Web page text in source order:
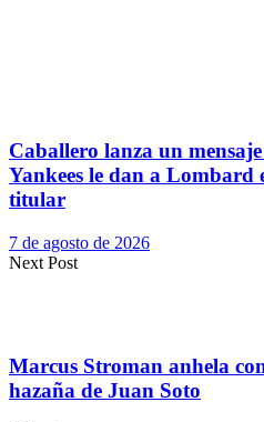
Caballero lanza un
Yankees le dan a Lombard
titular
7 de agosto de 2026
Next Post
Marcus Stroman anhela
hazaña de Juan Soto